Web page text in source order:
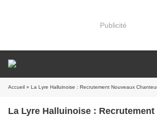
Publicité
Accueil » La Lyre Halluinoise : Recrutement Nouveaux
La Lyre Halluinoise : Recrutement